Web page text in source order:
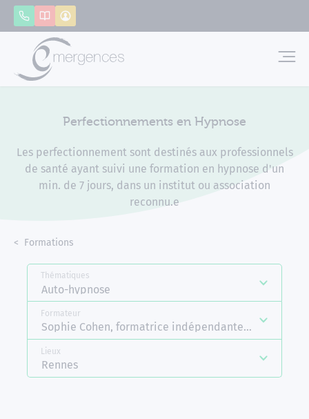
AppelerCatalogue
Perfectionnements en Hypnose
Les perfectionnement sont destinés aux professionnels
de santé ayant suivi une formation en hypnose d'un
min. de 7 jours, dans un institut ou association
reconnu.e
Accueil
Formations
Thématiques
Auto-hypnose
Formateur
Sophie Cohen, formatrice indépendante Emergences
Lieux
Rennes
Panneau de gestion des cookies